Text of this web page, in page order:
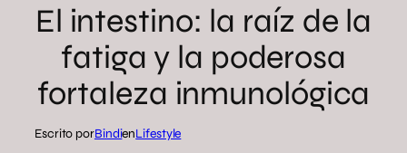
El intestino: la raíz de la
fatiga y la poderosa
fortaleza inmunológica
Escrito porBindienLifestyle